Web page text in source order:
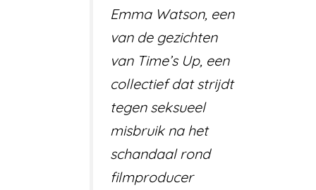
Emma Watson, een
van de gezichten
van Time’s Up, een
collectief dat strijdt
tegen seksueel
misbruik na het
schandaal rond
filmproducer